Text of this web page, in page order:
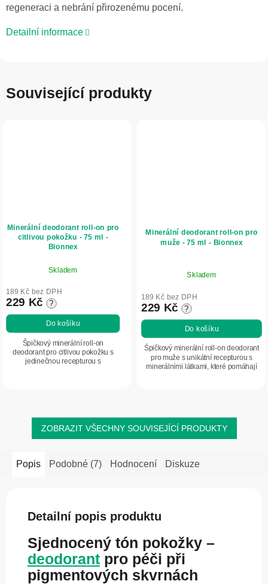
regeneraci a nebrání přirozenému pocení.
Detailní informace
Související produkty
Minerální deodorant roll-on pro
citlivou pokožku - 75 ml -
Bionnex
Skladem
189 Kč bez DPH
229 Kč ?
Do košíku
Špičkový minerální roll-on
deodorant pro citlivou pokožku s
jedinečnou recepturou s
Minerální deodorant roll-on pro
muže - 75 ml - Bionnex
Skladem
189 Kč bez DPH
229 Kč ?
Do košíku
Špičkový minerální roll-on deodorant
pro muže s unikátní recepturou s
minerálními látkami, které pomáhají
ZOBRAZIT VŠECHNY SOUVISEJÍCÍ PRODUKTY
Popis Podobné (7) Hodnocení Diskuze
Detailní popis produktu
Sjednocený tón pokožky –
deodorant pro péči při
pigmentových skvrnách